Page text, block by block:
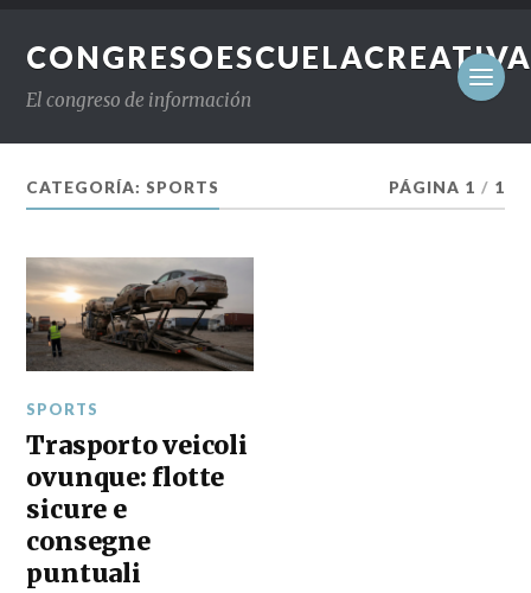
El congreso de información
CATEGORÍA: SPORTS PÁGINA 1 / 1
SPORTS
Trasporto veicoli
ovunque: flotte
sicure e
consegne
puntuali